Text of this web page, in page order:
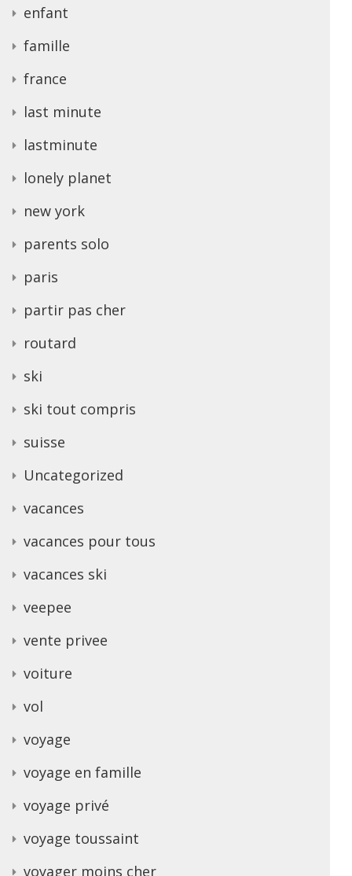
enfant
famille
france
last minute
lastminute
lonely planet
new york
parents solo
paris
partir pas cher
routard
ski
ski tout compris
suisse
Uncategorized
vacances
vacances pour tous
vacances ski
veepee
vente privee
voiture
vol
voyage
voyage en famille
voyage privé
voyage toussaint
voyager moins cher